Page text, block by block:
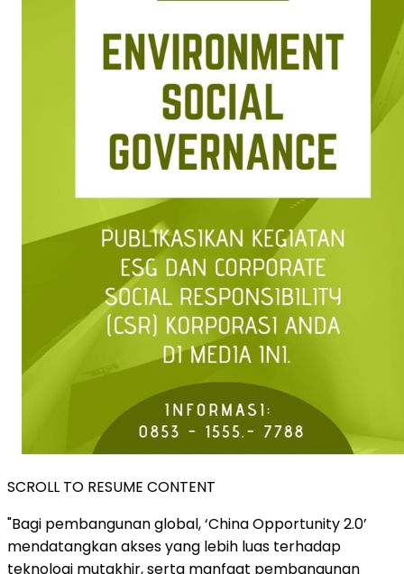
SCROLL TO RESUME CONTENT
"Bagi pembangunan global, ‘China Opportunity 2.0’
mendatangkan akses yang lebih luas terhadap
teknologi mutakhir, serta manfaat pembangunan